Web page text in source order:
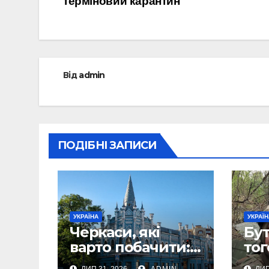
Відadmin
ПОДІБНІ ЗАПИСИ
УКРАЇНА
Черкаси, які
варто побачити:
місто біля Дніпра,